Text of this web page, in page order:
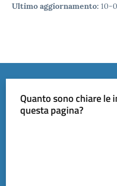
Ultimo aggiornamento: 10-
Quanto sono chiare le
questa pagina?